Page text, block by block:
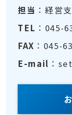
担当 ：経営
TEL ：045-
FAX ：045-
E-mail ：